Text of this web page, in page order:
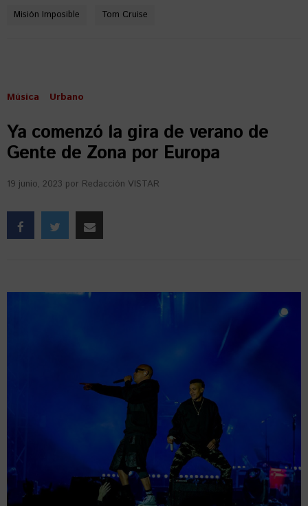
Misión Imposible Tom Cruise
Música Urbano
Ya comenzó la gira de verano de
Gente de Zona por Europa
19 junio, 2023 por Redacción VISTAR